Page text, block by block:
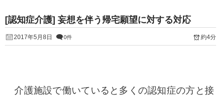
[認知症介護] 妄想を伴う帰宅願望に対する対応
2017年5月8日 0件 約4分
介護施設で働いていると多くの認知症の方と接